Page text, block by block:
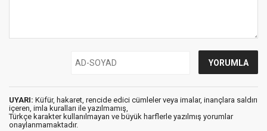
UYARI: Küfür, hakaret, rencide edici cümleler veya imalar, inançlara saldırı
içeren, imla kuralları ile yazılmamış,
Türkçe karakter kullanılmayan ve büyük harflerle yazılmış yorumlar
onaylanmamaktadır.